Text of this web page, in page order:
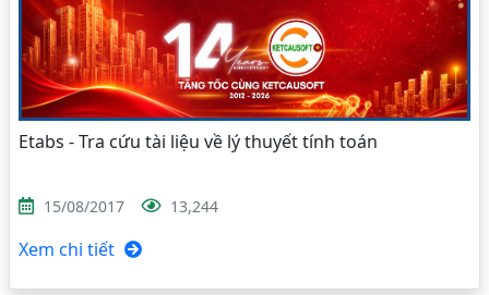
Etabs - Tra cứu tài liệu về lý thuyết tính toán
15/08/2017 13,244
Xem chi tiết